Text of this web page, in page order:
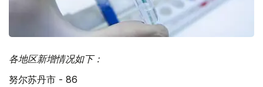
各地区新增情况如下：
努尔苏丹市 - 86